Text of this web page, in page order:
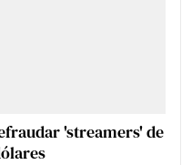
'streamers' de